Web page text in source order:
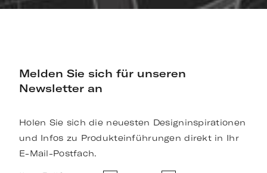
Melden Sie sich für unseren
Newsletter an
Holen Sie sich die neuesten Designinspirationen
und Infos zu Produkteinführungen direkt in Ihr
E-Mail-Postfach.